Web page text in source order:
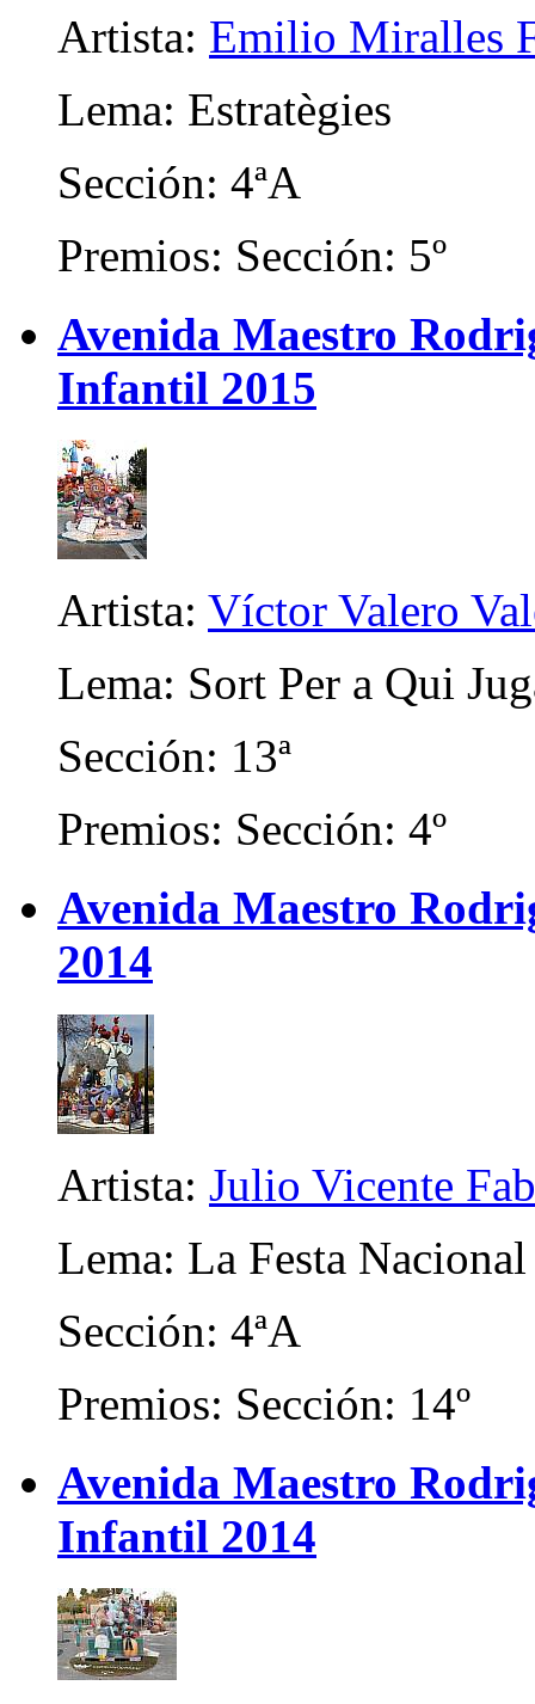
Artista: Emilio Miralles
Lema: Estratègies
Sección: 4ªA
Premios: Sección: 5º
Avenida Maestro
Infantil 2015
Artista: Víctor Valero
Lema: Sort Per a Qui
Sección: 13ª
Premios: Sección: 4º
Avenida Maestro
2014
Artista: Julio Vicente
Lema: La Festa Nacional
Sección: 4ªA
Premios: Sección: 14º
Avenida Maestro
Infantil 2014